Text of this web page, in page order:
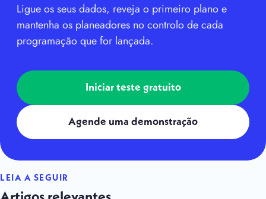
Ligue os seus dados, reveja o primeiro plano e
mantenha os planeadores no controlo de cada
programação que for lançada.
Iniciar teste gratuito
Agende uma demonstração
LEIA A SEGUIR